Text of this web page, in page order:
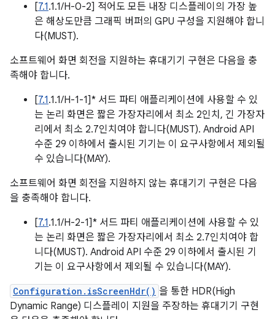
[7.1.1.1/H-0-2] 적어도 모든 내장 디스플레이의 가장 높
은 해상도만큼 그래픽 버퍼의 GPU 구성을 지원해야 합니
다(MUST).
소프트웨어 화면 회전을 지원하는 휴대기기 구현은 다음을 충
족해야 합니다.
[7.1.1.1/H-1-1]* 서드 파티 애플리케이션에 사용할 수 있
는 논리 화면은 짧은 가장자리에서 최소 2인치, 긴 가장자
리에서 최소 2.7인치여야 합니다(MUST). Android API
수준 29 이하에서 출시된 기기는 이 요구사항에서 제외될
수 있습니다(MAY).
소프트웨어 화면 회전을 지원하지 않는 휴대기기 구현은 다음
을 충족해야 합니다.
[7.1.1.1/H-2-1]* 서드 파티 애플리케이션에 사용할 수 있
는 논리 화면은 짧은 가장자리에서 최소 2.7인치여야 합
니다(MUST). Android API 수준 29 이하에서 출시된 기
기는 이 요구사항에서 제외될 수 있습니다(MAY).
Configuration.isScreenHdr() 을 통한 HDR(High
Dynamic Range) 디스플레이 지원을 주장하는 휴대기기 구현